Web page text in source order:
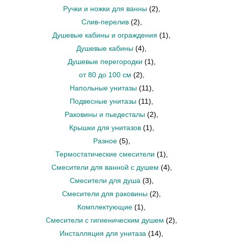
Ручки и ножки для ванны (2)
Слив-перелив (2)
Душевые кабины и ограждения (1)
Душевые кабины (4)
Душевые перегородки (1)
от 80 до 100 см (2)
Напольные унитазы (11)
Подвесные унитазы (11)
Раковины и пьедесталы (2)
Крышки для унитазов (1)
Разное (5)
Термостатические смесители (1)
Смесители для ванной с душем (4)
Смесители для душа (3)
Смесители для раковины (2)
Комплектующие (1)
Смесители с гигиеническим душем (2)
Инсталляция для унитаза (14)